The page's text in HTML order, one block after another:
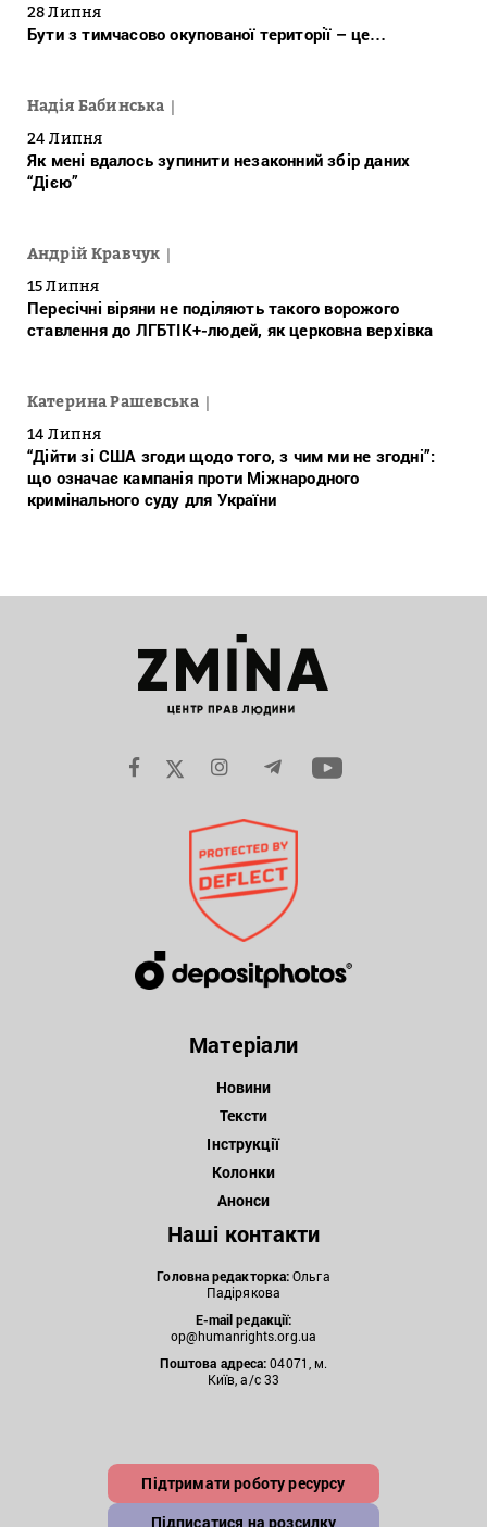
28 Липня
Бути з тимчасово окупованої території – це…
Надія Бабинська
24 Липня
Як мені вдалось зупинити незаконний збір даних
“Дією”
Андрій Кравчук
15 Липня
Пересічні віряни не поділяють такого ворожого
ставлення до ЛГБТІК+-людей, як церковна верхівка
Катерина Рашевська
14 Липня
“Дійти зі США згоди щодо того, з чим ми не згодні”:
що означає кампанія проти Міжнародного
кримінального суду для України
Матеріали
Новини
Тексти
Інструкції
Колонки
Анонси
Наші контакти
Головна редакторка:Ольга
Падірякова
E-mail редакції:
op@humanrights.org.ua
Поштова адреса:04071, м.
Київ, а/с 33
Підтримати роботу ресурсу
Підписатися на розсилку